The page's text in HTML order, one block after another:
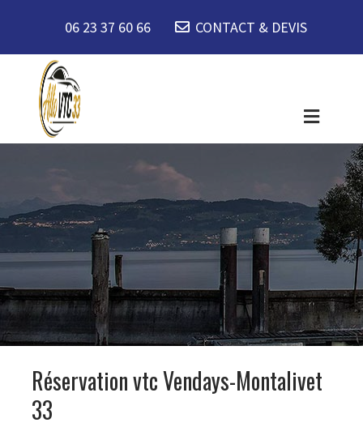
06 23 37 60 66 CONTACT & DEVIS
Réservation vtc Vendays-Montalivet
33